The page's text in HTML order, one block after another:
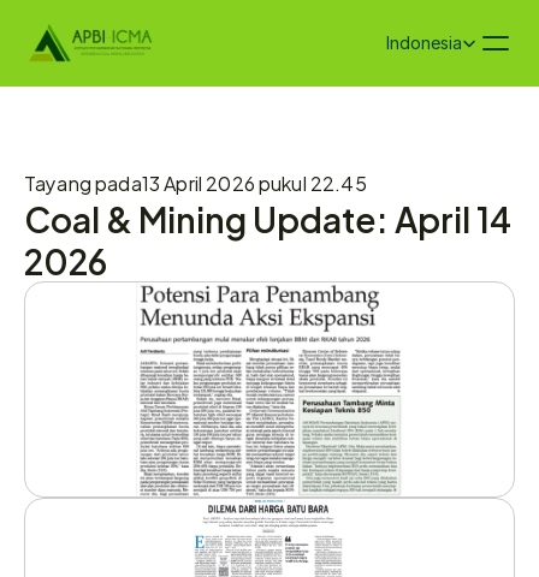
Select Language
Indonesia
Tayang pada13 April 2026 pukul 22.45
Coal & Mining Update: April 14
2026